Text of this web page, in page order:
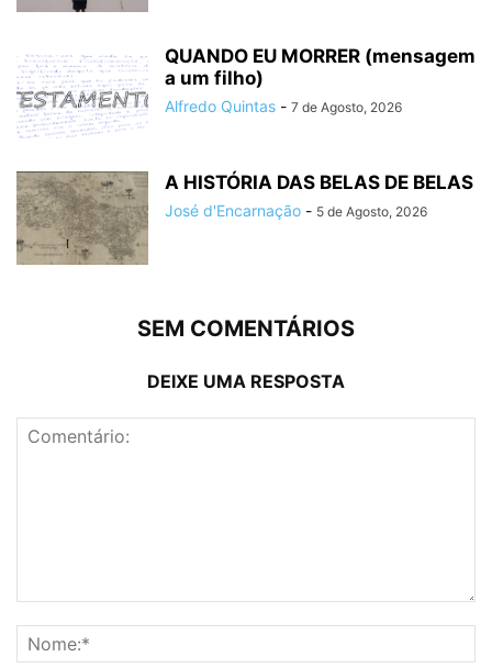
QUANDO EU MORRER (mensagem
a um filho)
Alfredo Quintas - 7 de Agosto, 2026
A HISTÓRIA DAS BELAS DE BELAS
José d'Encarnação - 5 de Agosto, 2026
SEM COMENTÁRIOS
DEIXE UMA RESPOSTA